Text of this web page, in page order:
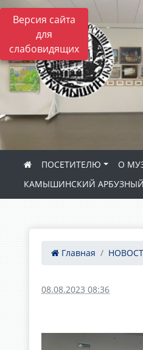
Версия сайта
для
слабовидящих
ПОСЕТИТЕЛЮ О
КАМЫШИНСКИЙ
Главная
08.08.2023 08:36